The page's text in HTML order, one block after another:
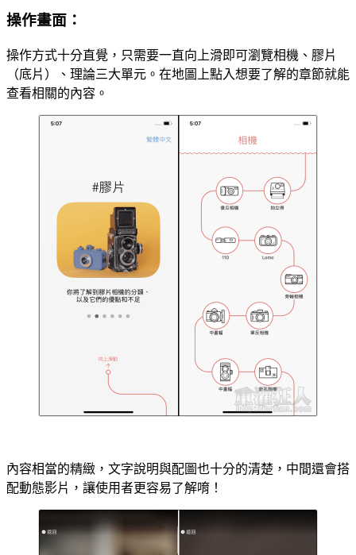
操作畫面：
操作方式十分直覺，只需要一直向上滑即可瀏覽相機、膠片
（底片）、理論三大單元。在地圖上點入想要了解的章節就能
查看相關的內容。
內容相當的精緻，文字說明與配圖也十分的清楚，中間還會搭
配動態影片，讓使用者更容易了解唷！